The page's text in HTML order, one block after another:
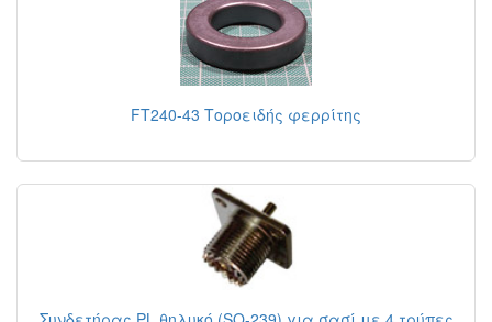
FT240-43 Τοροειδής φερρίτης